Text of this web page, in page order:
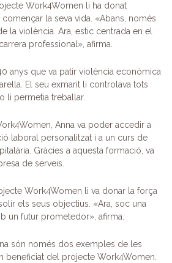
Work4Women li ha donat
començar la seva vida. «Abans, només
la violència. Ara, estic centrada en el
professional», afirma.
anys que va patir violència econòmica
El seu exmarit li controlava tots
li permetia treballar.
Anna va poder accedir a
laboral personalitzat i a un curs de
Gràcies a aquesta formació, va
de serveis.
Work4Women li va donar la força
els seus objectius. «Ara, soc una
un futur prometedor», afirma.
són només dos exemples de les
beneficiat del projecte Work4Women.